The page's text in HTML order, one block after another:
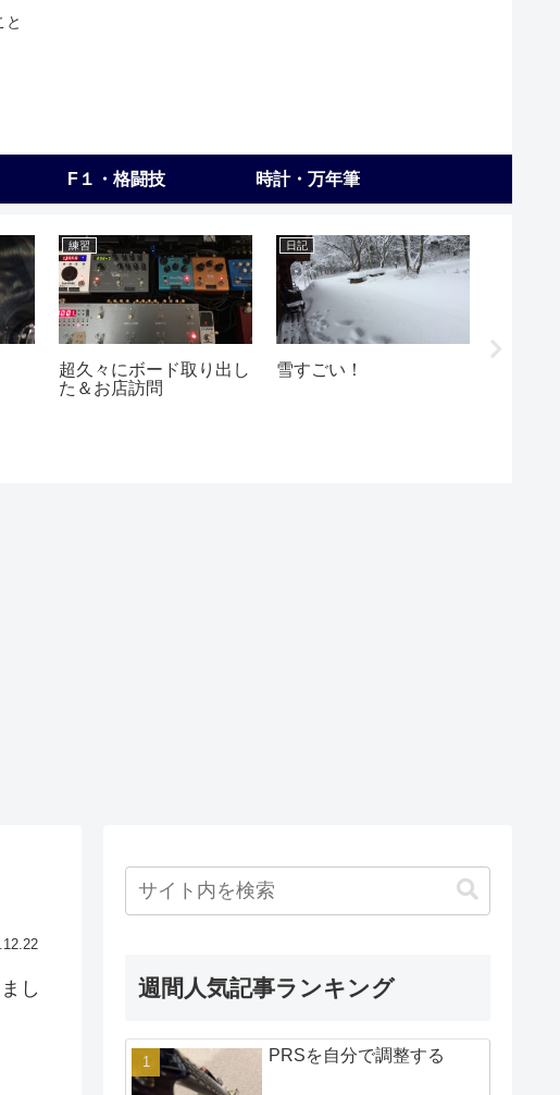
と
F１・格闘技 時計・万年筆
練習
超久々にボード取り出し
た＆お店訪問
日記
雪すごい！
し
週間人気記事ランキング
PRSを自分で調整する